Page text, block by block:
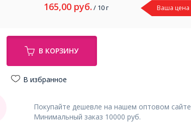
165,00 руб. / 10 г Ваша цена
В КОРЗИНУ
В избранное
Покупайте дешевле на нашем оптовом сайте
Минимальный заказ 10000 руб.